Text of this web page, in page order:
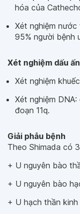
hóa của
Xét nghiệm
95% người bệnh
Xét nghiệm dấu
Xét nghiệm
Xét nghiệm
đoạn 11q.
Giải phẫu bệnh
Theo Shimada có
+ U nguyên bào
+ U nguyên bào
+ U hạch thần kinh